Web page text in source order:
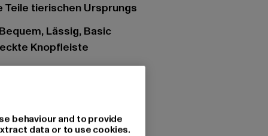
Teile tierischen Ursprungs
Lässig, Basic
Knopfleiste
behaviour and to provide
data or to use cookies.